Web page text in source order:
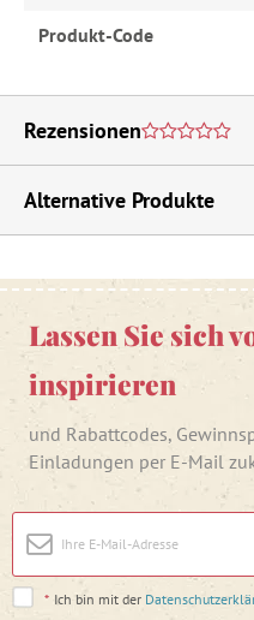
Produkt-Code
Rezensionen
Alternative Produkte
Lassen Sie sich
inspirieren
und Rabattcodes,
Einladungen per E-Mail
* Ich bin mit der